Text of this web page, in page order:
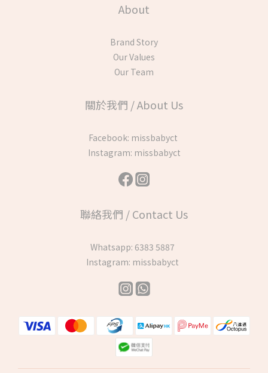
About
Brand Story
Our Values
Our Team
關於我們 / About Us
Facebook: missbabyct
Instagram: missbabyct
聯絡我們 / Contact Us
Whatsapp: 6383 5887
Instagram: missbabyct